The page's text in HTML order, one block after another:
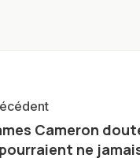
à rédiger des
précises et
à comprendre
technologique en
Cameron
ne